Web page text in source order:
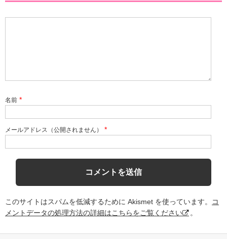
名前 *
メールアドレス（公開されません） *
このサイトはスパムを低減するために Akismet を使っています。
コ
メントデータの処理方法の詳細はこちらをご覧ください
。